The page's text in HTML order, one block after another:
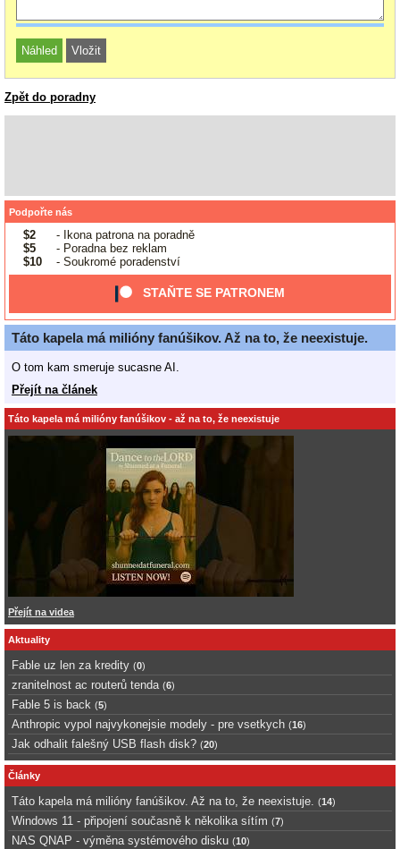
Zpět do poradny
Podpořte nás
$2
- Ikona patrona na poradně
$5
- Poradna bez reklam
$10
- Soukromé poradenství
STAŇTE SE PATRONEM
Táto kapela má milióny fanúšikov. Až na to, že neexistuje.
O tom kam smeruje sucasne AI.
Přejít na článek
Táto kapela má milióny fanúšikov - až na to, že neexistuje
Přejít na videa
Aktuality
Fable uz len za kredity (0)
zranitelnost ac routerů tenda (6)
Fable 5 is back (5)
Anthropic vypol najvykonejsie modely - pre vsetkych (16)
Jak odhalit falešný USB flash disk? (20)
Články
Táto kapela má milióny fanúšikov. Až na to, že neexistuje. (14)
Windows 11 - připojení současně k několika sítím (7)
NAS QNAP - výměna systémového disku (10)